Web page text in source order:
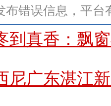
布错误信息，平台
到真香：飘
尼广东湛江